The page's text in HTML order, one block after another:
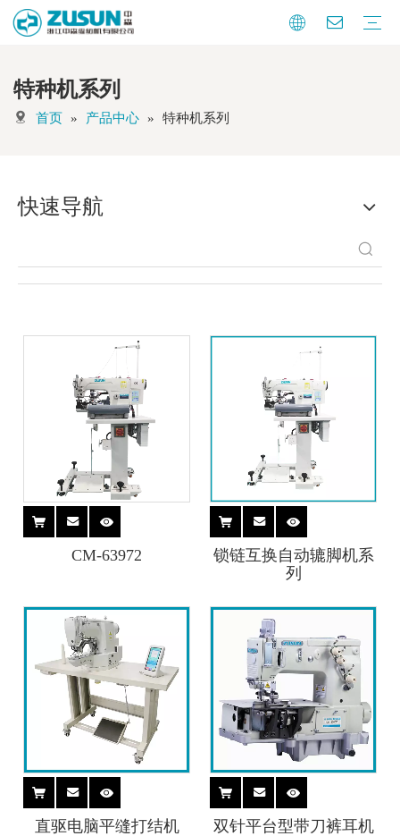
特种机系列
首页 » 产品中心 » 特种机系列
快速导航
CM-63972
锁链互换自动辘脚机系
列
直驱电脑平缝打结机 双针平台型带刀裤耳机